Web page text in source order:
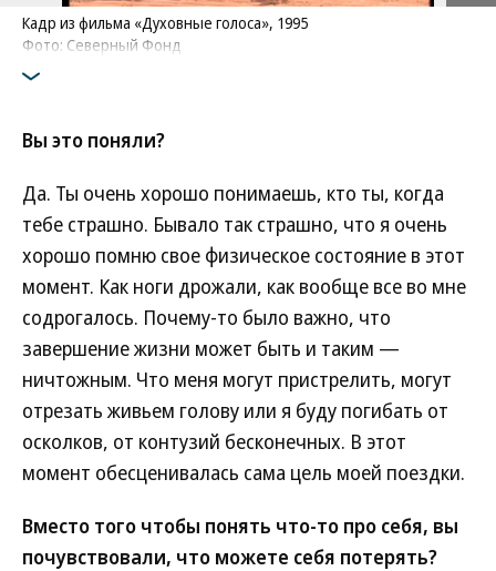
Кадр из фильма «Духовные голоса», 1995
Фото: Северный Фонд
Вы это поняли?
Да. Ты очень хорошо понимаешь, кто ты, когда
тебе страшно. Бывало так страшно, что я очень
хорошо помню свое физическое состояние в этот
момент. Как ноги дрожали, как вообще все во мне
содрогалось. Почему-то было важно, что
завершение жизни может быть и таким —
ничтожным. Что меня могут пристрелить, могут
отрезать живьем голову или я буду погибать от
осколков, от контузий бесконечных. В этот
момент обесценивалась сама цель моей поездки.
Вместо того чтобы понять что-то про себя, вы
почувствовали, что можете себя потерять?